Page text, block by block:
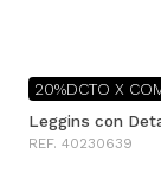
20%DCTO X
Leggins con
REF. 40230639